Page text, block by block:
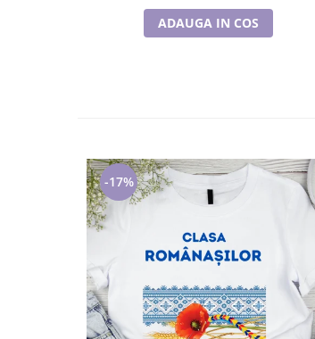
ADAUGA IN COS
-17%